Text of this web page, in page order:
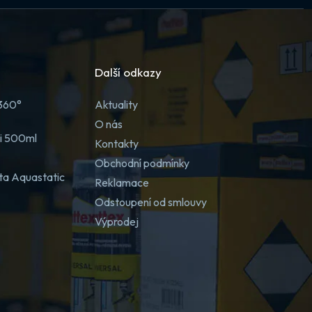
500ml
Aquastatic
Další odkazy
Aktuality
O nás
Kontakty
Obchodní podmínky
Reklamace
Odstoupení od smlouvy
Výprodej